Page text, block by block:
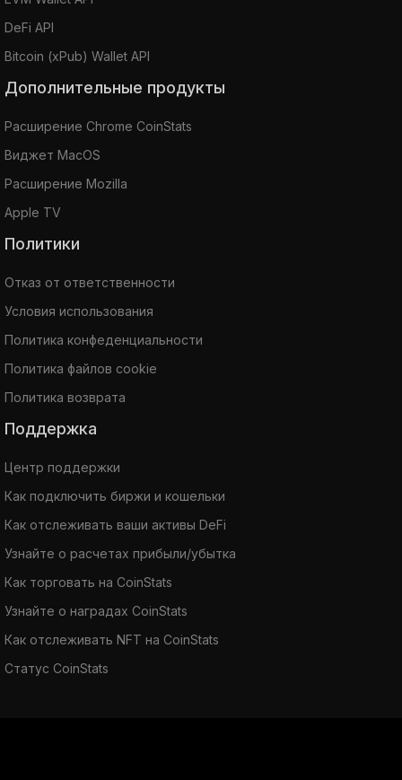
DeFi API
Bitcoin (xPub) Wallet API
Дополнительные продукты
Расширение Chrome CoinStats
Виджет MacOS
Расширение Mozilla
Apple TV
Политики
Отказ от ответственности
Условия использования
Политика конфеденциальности
Политика файлов cookie
Политика возврата
Поддержка
Центр поддержки
Как подключить биржи и кошельки
Как отслеживать ваши активы DeFi
Узнайте о расчетах прибыли/убытка
Как торговать на CoinStats
Узнайте о наградах CoinStats
Как отслеживать NFT на CoinStats
Статус CoinStats